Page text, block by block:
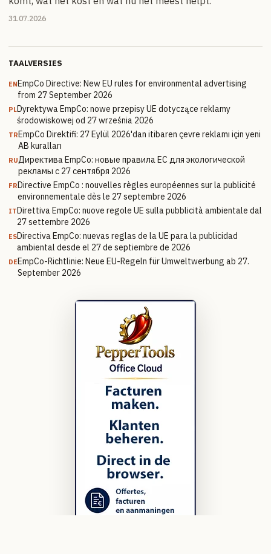
31.07.2026
TAALVERSIES
ENEmpCo Directive: New EU rules for environmental advertising
from 27 September 2026
PLDyrektywa EmpCo: nowe przepisy UE dotyczące reklamy
środowiskowej od 27 września 2026
TREmpCo Direktifi: 27 Eylül 2026'dan itibaren çevre reklamı için yeni
AB kuralları
RU Директива EmpCo: новые правила ЕС для экологической
рекламы с 27 сентября 2026
FRDirective EmpCo : nouvelles règles européennes sur la publicité
environnementale dès le 27 septembre 2026
ITDirettiva EmpCo: nuove regole UE sulla pubblicità ambientale dal
27 settembre 2026
ESDirectiva EmpCo: nuevas reglas de la UE para la publicidad
ambiental desde el 27 de septiembre de 2026
DEEmpCo-Richtlinie: Neue EU-Regeln für Umweltwerbung ab 27.
September 2026